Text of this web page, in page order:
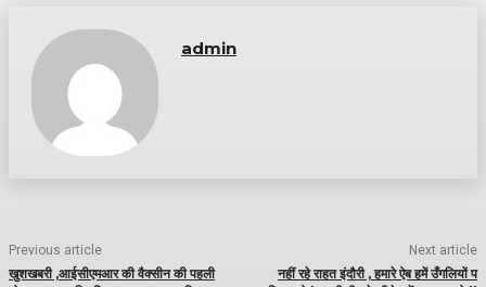
admin
Previous article
खुशखबरी ,आईसीएमआर की वैक्सीन की पहली
Next article
नहीं रहे राहत इंदौरी , हमारे ऐब हमें उँगलियों प